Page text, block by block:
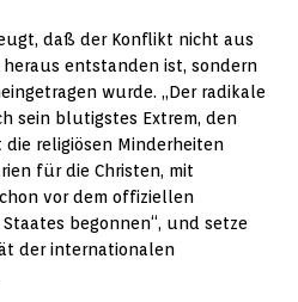
daß der Konflikt nicht aus
entstanden ist, sondern
wurde. „Der radikale
sein blutigstes Extrem, den
religiösen Minderheiten
für die Christen, mit
vor dem offiziellen
begonnen“, und setze
der internationalen